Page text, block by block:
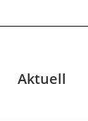
Aktuell